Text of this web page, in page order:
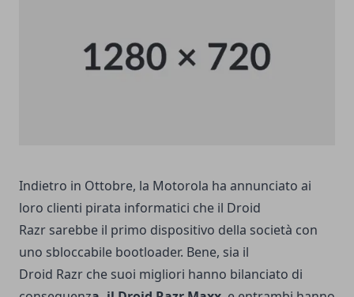
Indietro in Ottobre, la Motorola ha annunciato ai
loro clienti pirata informatici che il Droid
Razr sarebbe il primo dispositivo della società con
uno sbloccabile bootloader. Bene, sia il
Droid Razr che suoi migliori hanno bilanciato di